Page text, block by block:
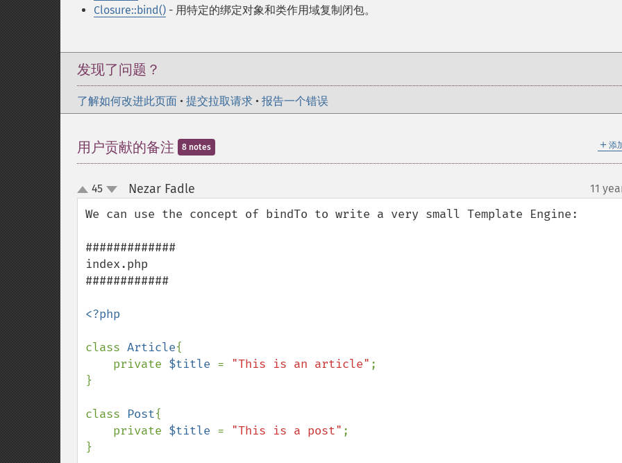
Closure::bind() - 用特定的绑定对象和类作用域复制闭包。
发现了问题？
了解如何改进此页面 • 提交拉取请求 • 报告一个错误
＋ 添
用户贡献的备注 8 notes
up
down
45 Nezar Fadle 11
We can use the concept of bindTo to write a very small Template Engine:
#############
index.php
############
<?php
class Article{
    private
$title = "This is an article" ;
}
class Post{
    private
$title = "This is a post" ;
}